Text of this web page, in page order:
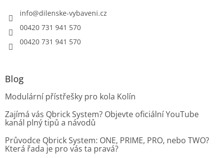
info@dilenske-vybaveni.cz
00420 731 941 570
00420 731 941 570
Blog
Modulární přístřešky pro kola Kolín
Zajímá vás Qbrick System? Objevte oficiální YouTube
kanál plný tipů a návodů
Průvodce Qbrick System: ONE, PRIME, PRO, nebo TWO?
Která řada je pro vás ta pravá?